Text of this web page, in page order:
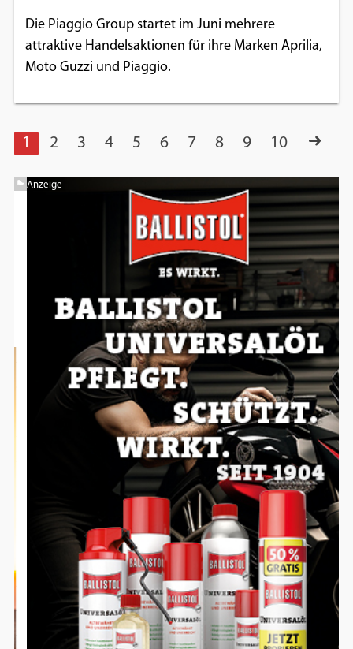
Die Piaggio Group startet im Juni mehrere
attraktive Handelsaktionen für ihre Marken Aprilia,
Moto Guzzi und Piaggio.
1 2 3 4 5 6 7 8 9 10
Anzeige